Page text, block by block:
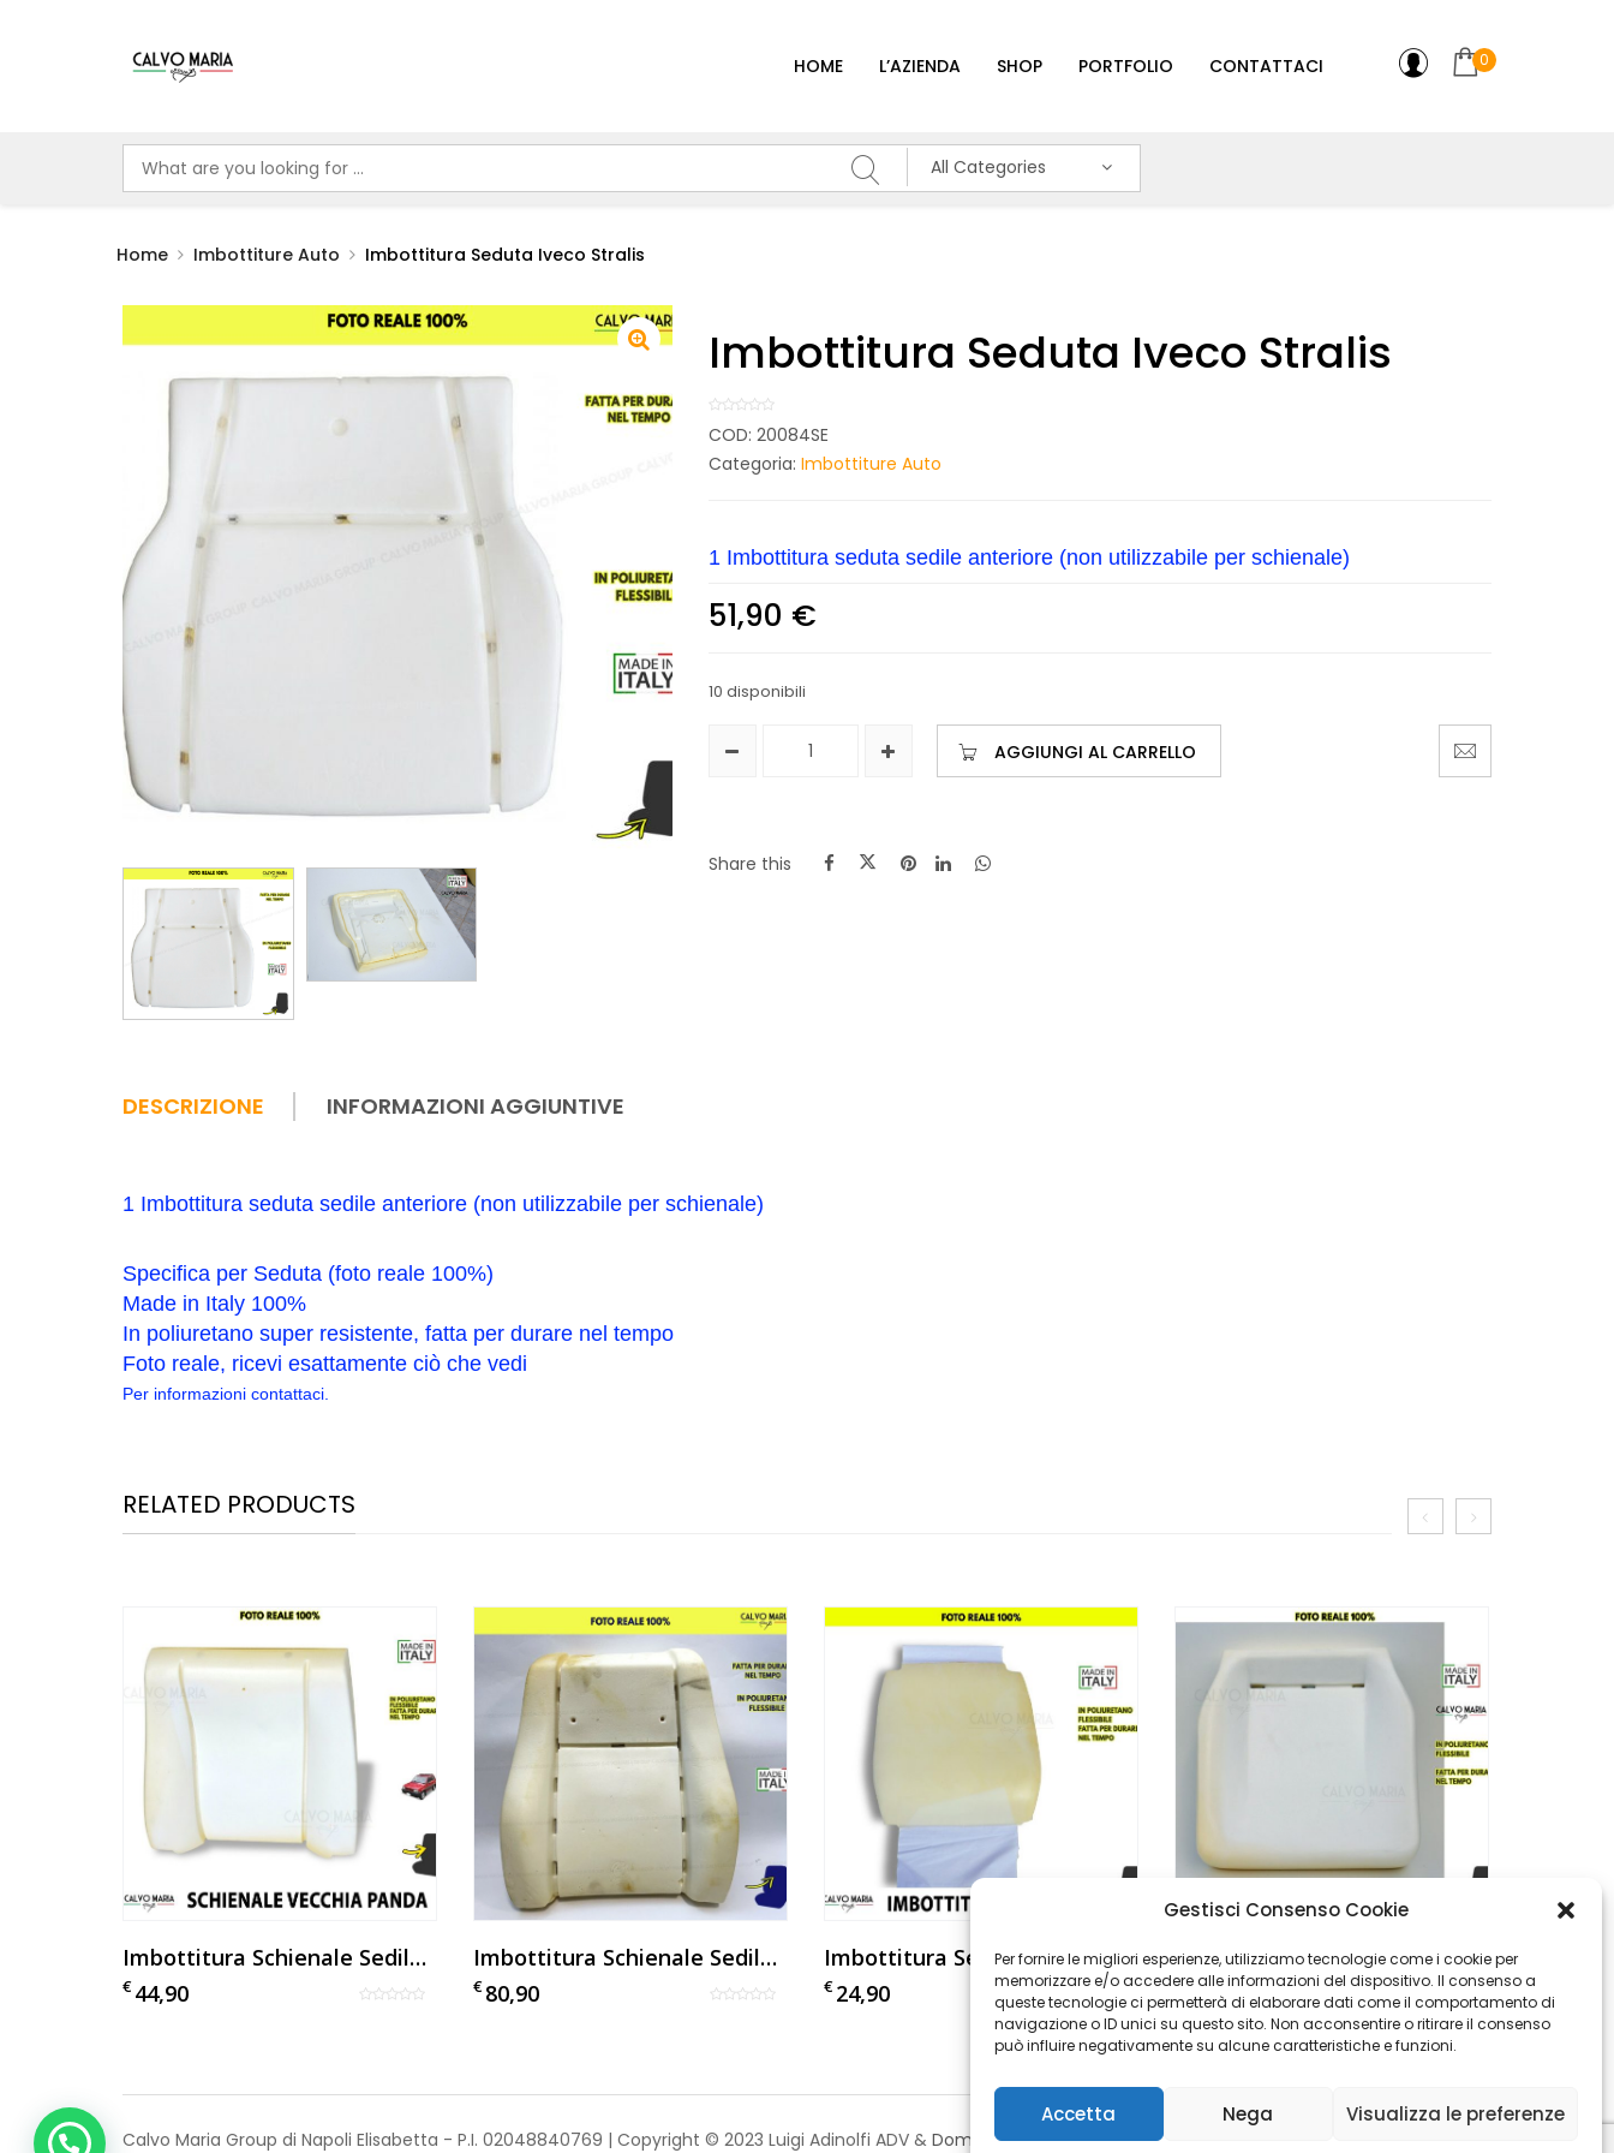
Gestisci Consenso Cookie
Per fornire le migliori esperienze, utilizziamo tecnologie come i cookie per
memorizzare e/o accedere alle informazioni del dispositivo. Il consenso a
queste tecnologie ci permetterà di elaborare dati come il comportamento di
navigazione o ID unici su questo sito. Non acconsentire o ritirare il consenso
può influire negativamente su alcune caratteristiche e funzioni.
Accetta Nega Visualizza le preferenze
HOME L’AZIENDA SHOP PORTFOLIO CONTATTACI 0
All Categories
Home Imbottiture Auto Imbottitura Seduta Iveco Stralis
Imbottitura Seduta Iveco Stralis
COD: 20084SE
Categoria: Imbottiture Auto
1 Imbottitura seduta sedile anteriore (non utilizzabile per schienale)
51,90 €
10 disponibili
AGGIUNGI AL CARRELLO
Share this
DESCRIZIONE INFORMAZIONI AGGIUNTIVE
1 Imbottitura seduta sedile anteriore (non utilizzabile per schienale)
Specifica per Seduta (foto reale 100%)
Made in Italy 100%
In poliuretano super resistente, fatta per durare nel tempo
Foto reale, ricevi esattamente ciò che vedi
Per informazioni contattaci.
RELATED PRODUCTS
Imbottitura Schienale Sedile Anteriore Fiat Panda 141 (1986–2003) – Destra/Sinistra
44,90
€
Imbottitura Schienale Sedile Alfa Romeo Giulietta
80,90
€
Imbottitura Seduta Fiat 500 F L D’Epoca Anteriore
24,90
€
Imbottitura Seduta Iveco Cargo
41,90
€ 83,90
€
Calvo Maria Group di Napoli Elisabetta - P.I. 02048840769 | Copyright © 2023 Luigi Adinolfi ADV & Domenico